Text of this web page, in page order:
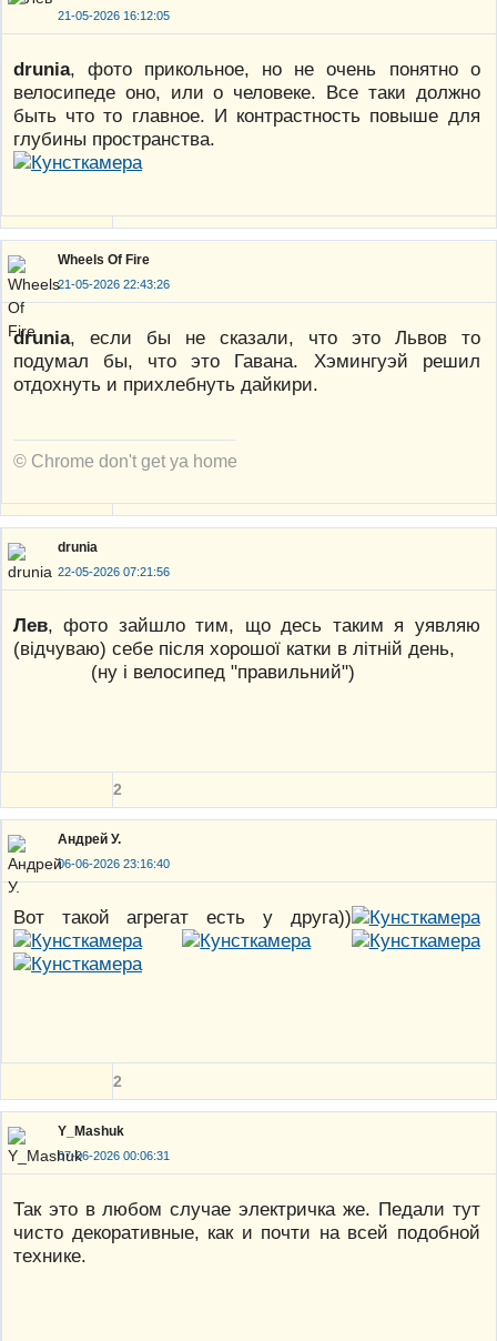
21-05-2026 16:12:05
drunia, фото прикольное, но не очень понятно о
велосипеде оно, или о человеке. Все таки должно
быть что то главное. И контрастность повыше для
глубины пространства.
Wheels Of Fire
21-05-2026 22:43:26
drunia, если бы не сказали, что это Львов то
подумал бы, что это Гавана. Хэмингуэй решил
отдохнуть и прихлебнуть дайкири.
© Chrome don't get ya home
drunia
22-05-2026 07:21:56
Лев, фото зайшло тим, що десь таким я уявляю
(відчуваю) себе після хорошої катки в літній день,
(ну і велосипед "правильний")
2
Андрей У.
06-06-2026 23:16:40
Вот такой агрегат есть у друга))
2
Y_Mashuk
07-06-2026 00:06:31
Так это в любом случае электричка же. Педали тут
чисто декоративные, как и почти на всей подобной
технике.